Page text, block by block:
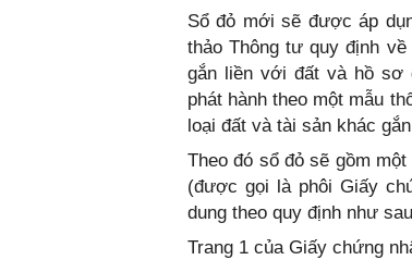
Sổ đỏ mới sẽ được áp
thảo Thông tư quy định
gắn liền với đất và hồ sơ
phát hành theo một mẫu
loại đất và tài sản khác
Theo đó sổ đỏ sẽ gồm
(được gọi là phôi Giấy
dung theo quy định như
Trang 1 của Giấy chứng